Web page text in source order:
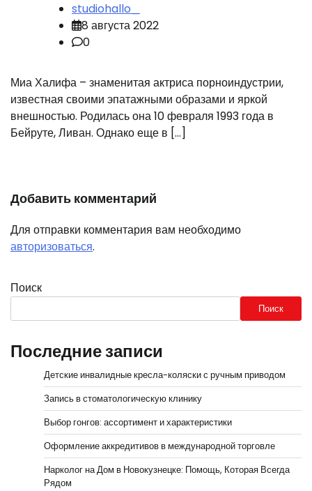
studiohallo_
8 августа 2022
0
Миа Халифа – знаменитая актриса порноиндустрии,
известная своими эпатажными образами и яркой
внешностью. Родилась она 10 февраля 1993 года в
Бейруте, Ливан. Однако еще в […]
Добавить комментарий
Для отправки комментария вам необходимо
авторизоваться.
Поиск
Поиск
Последние записи
Детские инвалидные кресла-коляски с ручным приводом
Запись в стоматологическую клинику
Выбор гонгов: ассортимент и характеристики
Оформление аккредитивов в международной торговле
Нарколог на Дом в Новокузнецке: Помощь, Которая Всегда
Рядом